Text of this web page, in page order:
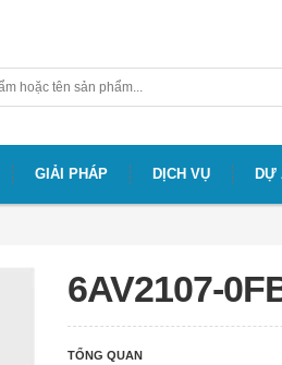
GIẢI PHÁP DỊCH VỤ DỰ
6AV2107-
TỔNG QUAN